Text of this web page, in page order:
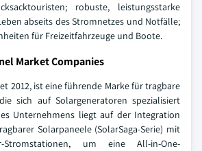
robuste, leistungsstarke
abseits des Stromnetzes und Notfälle;
für Freizeitfahrzeuge und Boote.
Market Companies
2012, ist eine führende Marke für tragbare
sich auf Solargeneratoren spezialisiert
Unternehmens liegt auf der Integration
Solarpaneele (SolarSaga-Serie) mit
Stromstationen, um eine All-in-One-